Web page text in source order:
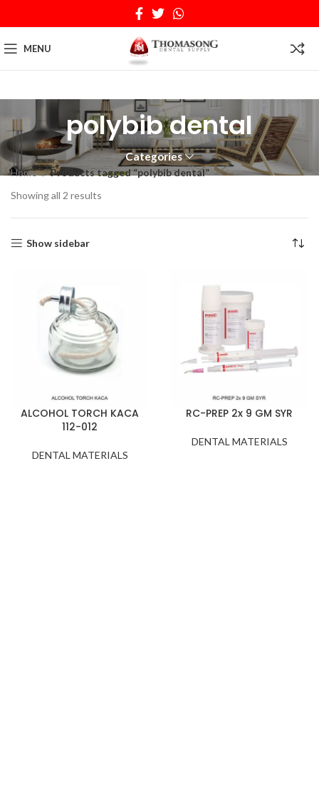
MENU
polybib dental
Categories
Home
Products tagged “polybib dental”
Showing all 2 results
Show sidebar
ALCOHOL TORCH KACA
112-012
DENTAL MATERIALS
RC-PREP 2x 9 GM SYR
DENTAL MATERIALS